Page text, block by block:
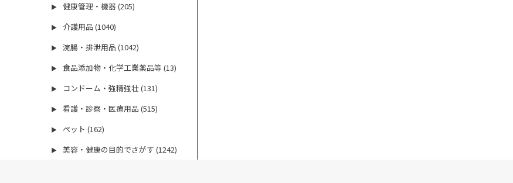
▶ 健康管理・機器 (205)
▶ 介護用品 (1040)
▶ 浣腸・排泄用品 (1042)
▶ 食品添加物・化学工業薬品等 (13)
▶ コンドーム・強精強壮 (131)
▶ 看護・診察・医療用品 (515)
▶ ペット (162)
▶ 美容・健康の目的でさがす (1242)